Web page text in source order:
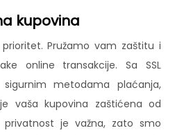
kupovina
Pružamo vam zaštitu i
online transakcije. Sa SSL
metodama plaćanja,
vaša kupovina zaštićena od
je važna, zato smo